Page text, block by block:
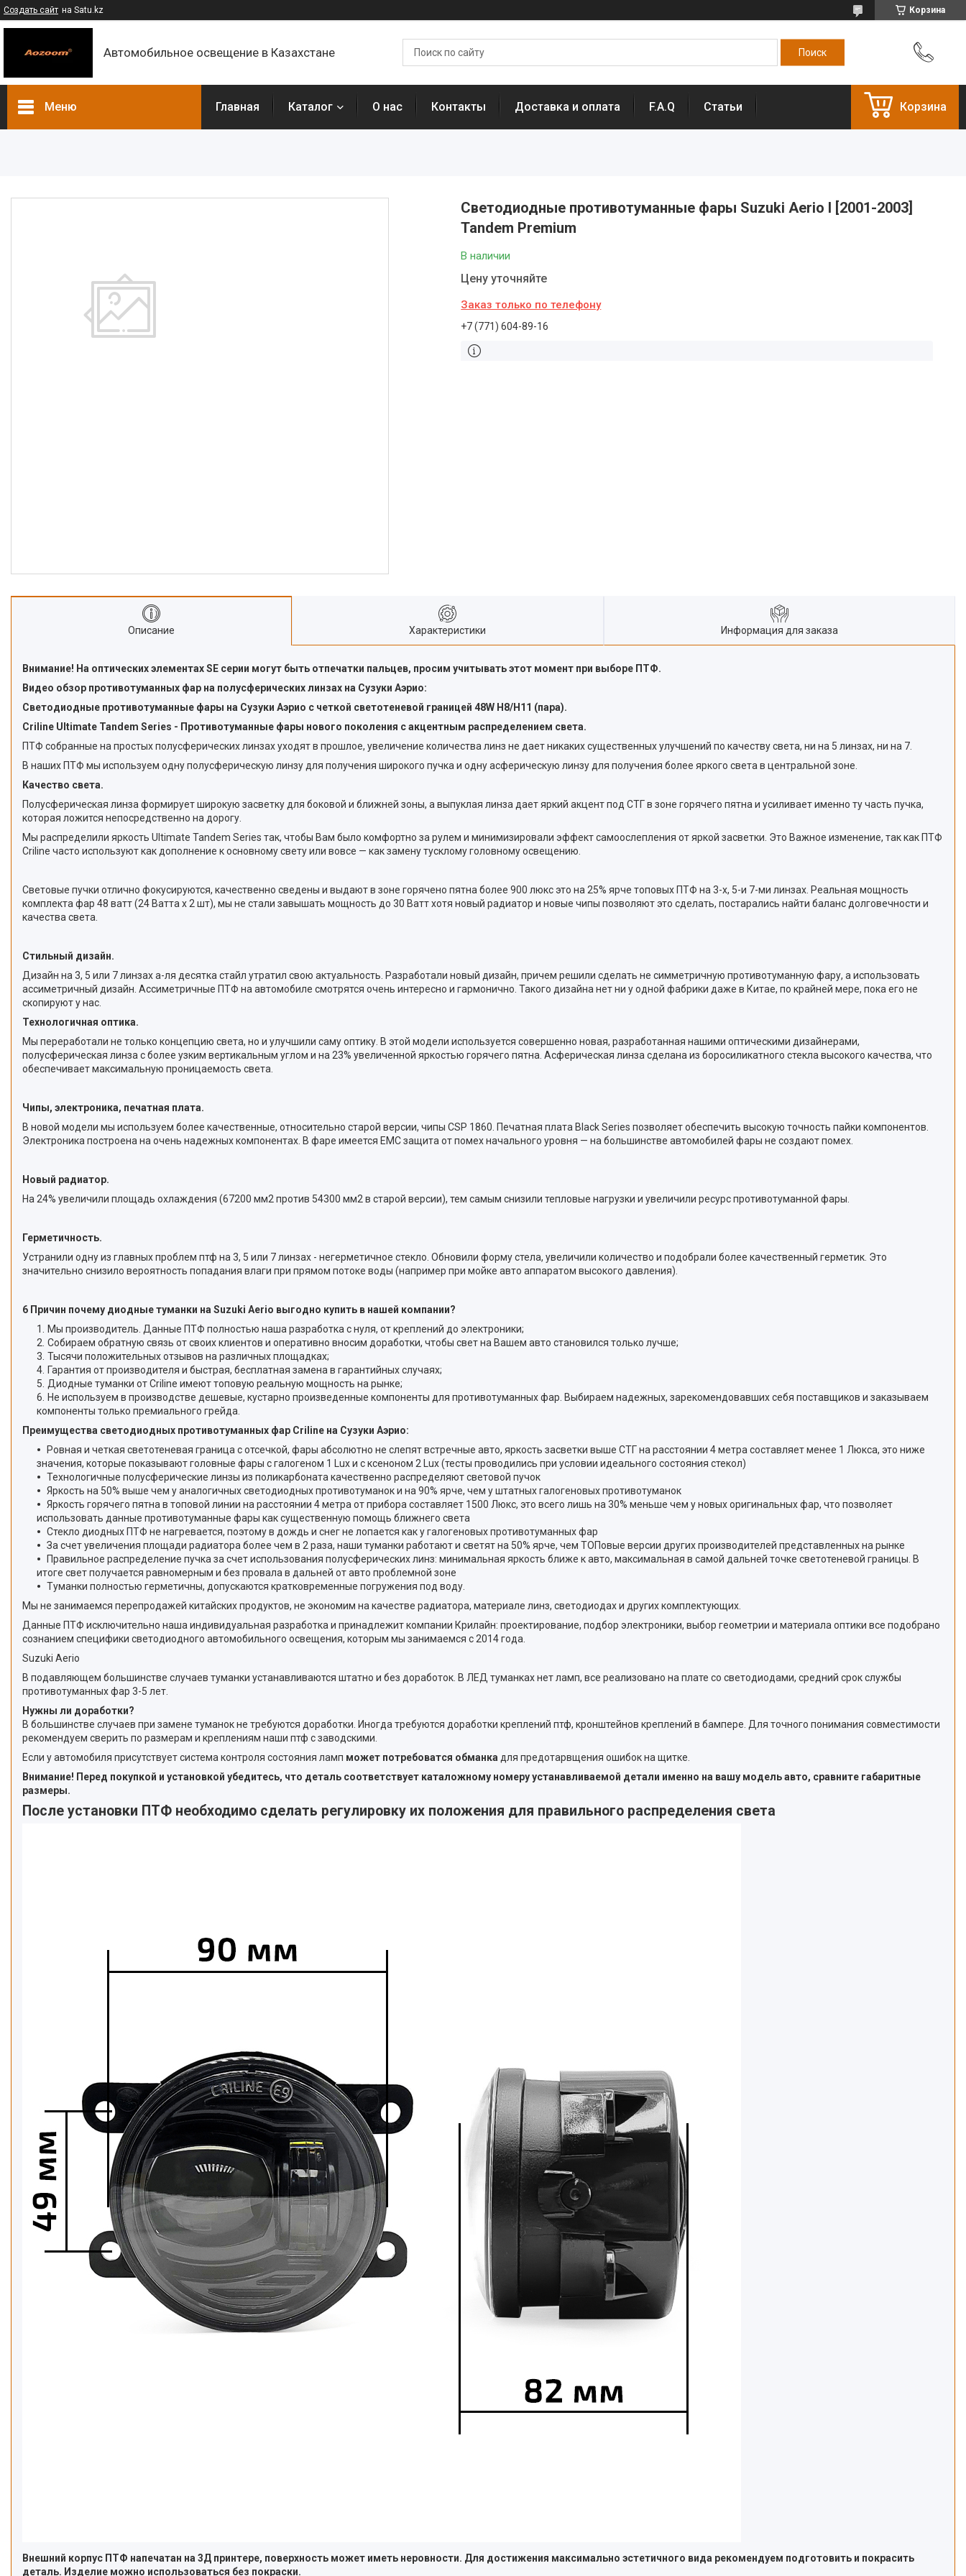
Создать сайт на Satu.kz Корзина
Автомобильное освещение в Казахстане
Меню Главная Каталог О нас Контакты Доставка и оплата F.A.Q Статьи Корзина
Светодиодные противотуманные фары Suzuki Aerio I [2001-2003]
Tandem Premium
В наличии
Цену уточняйте
Заказ только по телефону
+7 (771) 604-89-16
Описание Характеристики Информация для заказа
Внимание! На оптических элементах SE серии могут быть отпечатки пальцев, просим учитывать этот момент при выборе ПТФ.
Видео обзор противотуманных фар на полусферических линзах на Сузуки Аэрио:
Светодиодные противотуманные фары на Сузуки Аэрио с четкой светотеневой границей 48W H8/H11 (пара).
Criline Ultimate Tandem Series - Противотуманные фары нового поколения c акцентным распределением света.
ПТФ собранные на простых полусферических линзах уходят в прошлое, увеличение количества линз не дает никаких существенных улучшений по качеству света, ни на 5 линзах, ни на 7.
В наших ПТФ мы используем одну полусферическую линзу для получения широкого пучка и одну асферическую линзу для получения более яркого света в центральной зоне.
Качество света.
Полусферическая линза формирует широкую засветку для боковой и ближней зоны, а выпуклая линза дает яркий акцент под СТГ в зоне горячего пятна и усиливает именно ту часть пучка,
которая ложится непосредственно на дорогу.
Мы распределили яркость Ultimate Tandem Series так, чтобы Вам было комфортно за рулем и минимизировали эффект самоослепления от яркой засветки. Это Важное изменение, так как ПТФ
Criline часто используют как дополнение к основному свету или вовсе — как замену тусклому головному освещению.
Световые пучки отлично фокусируются, качественно сведены и выдают в зоне горячено пятна более 900 люкс это на 25% ярче топовых ПТФ на 3-х, 5-и 7-ми линзах. Реальная мощность
комплекта фар 48 ватт (24 Ватта x 2 шт), мы не стали завышать мощность до 30 Ватт хотя новый радиатор и новые чипы позволяют это сделать, постарались найти баланс долговечности и
качества света.
Стильный дизайн.
Дизайн на 3, 5 или 7 линзах а-ля десятка стайл утратил свою актуальность. Разработали новый дизайн, причем решили сделать не симметричную противотуманную фару, а использовать
ассиметричный дизайн. Ассиметричные ПТФ на автомобиле смотрятся очень интересно и гармонично. Такого дизайна нет ни у одной фабрики даже в Китае, по крайней мере, пока его не
скопируют у нас.
Технологичная оптика.
Мы переработали не только концепцию света, но и улучшили саму оптику. В этой модели используется совершенно новая, разработанная нашими оптическими дизайнерами,
полусферическая линза с более узким вертикальным углом и на 23% увеличенной яркостью горячего пятна. Асферическая линза сделана из боросиликатного стекла высокого качества, что
обеспечивает максимальную проницаемость света.
Чипы, электроника, печатная плата.
В новой модели мы используем более качественные, относительно старой версии, чипы CSP 1860. Печатная плата Black Series позволяет обеспечить высокую точность пайки компонентов.
Электроника построена на очень надежных компонентах. В фаре имеется EMC защита от помех начального уровня — на большинстве автомобилей фары не создают помех.
Новый радиатор.
На 24% увеличили площадь охлаждения (67200 мм2 против 54300 мм2 в старой версии), тем самым снизили тепловые нагрузки и увеличили ресурс противотуманной фары.
Герметичность.
Устранили одну из главных проблем птф на 3, 5 или 7 линзах - негерметичное стекло. Обновили форму стела, увеличили количество и подобрали более качественный герметик. Это
значительно снизило вероятность попадания влаги при прямом потоке воды (например при мойке авто аппаратом высокого давления).
6 Причин почему диодные туманки на Suzuki Aerio выгодно купить в нашей компании?
Мы производитель. Данные ПТФ полностью наша разработка с нуля, от креплений до электроники;
Собираем обратную связь от своих клиентов и оперативно вносим доработки, чтобы свет на Вашем авто становился только лучше;
Тысячи положительных отзывов на различных площадках;
Гарантия от производителя и быстрая, бесплатная замена в гарантийных случаях;
Диодные туманки от Criline имеют топовую реальную мощность на рынке;
Не используем в производстве дешевые, кустарно произведенные компоненты для противотуманных фар. Выбираем надежных, зарекомендовавших себя поставщиков и заказываем
компоненты только премиального грейда.
Преимущества светодиодных противотуманных фар Criline на Сузуки Аэрио:
Ровная и четкая светотеневая граница с отсечкой, фары абсолютно не слепят встречные авто, яркость засветки выше СТГ на расстоянии 4 метра составляет менее 1 Люкса, это ниже
значения, которые показывают головные фары с галогеном 1 Lux и с ксеноном 2 Lux (тесты проводились при условии идеального состояния стекол)
Технологичные полусферические линзы из поликарбоната качественно распределяют световой пучок
Яркость на 50% выше чем у аналогичных светодиодных противотуманок и на 90% ярче, чем у штатных галогеновых противотуманок
Яркость горячего пятна в топовой линии на расстоянии 4 метра от прибора составляет 1500 Люкс, это всего лишь на 30% меньше чем у новых оригинальных фар, что позволяет
использовать данные противотуманные фары как существенную помощь ближнего света
Стекло диодных ПТФ не нагревается, поэтому в дождь и снег не лопается как у галогеновых противотуманных фар
За счет увеличения площади радиатора более чем в 2 раза, наши туманки работают и светят на 50% ярче, чем ТОПовые версии других производителей представленных на рынке
Правильное распределение пучка за счет использования полусферических линз: минимальная яркость ближе к авто, максимальная в самой дальней точке светотеневой границы. В
итоге свет получается равномерным и без провала в дальней от авто проблемной зоне
Туманки полностью герметичны, допускаются кратковременные погружения под воду.
Мы не занимаемся перепродажей китайских продуктов, не экономим на качестве радиатора, материале линз, светодиодах и других комплектующих.
Данные ПТФ исключительно наша индивидуальная разработка и принадлежит компании Крилайн: проектирование, подбор электроники, выбор геометрии и материала оптики все подобрано
сознанием специфики светодиодного автомобильного освещения, которым мы занимаемся с 2014 года.
Suzuki Aerio
В подавляющем большинстве случаев туманки устанавливаются штатно и без доработок. В ЛЕД туманках нет ламп, все реализовано на плате со светодиодами, средний срок службы
противотуманных фар 3-5 лет.
Нужны ли доработки?
В большинстве случаев при замене туманок не требуются доработки. Иногда требуются доработки креплений птф, кронштейнов креплений в бампере. Для точного понимания совместимости
рекомендуем сверить по размерам и креплениям наши птф с заводскими.
Если у автомобиля присутствует система контроля состояния ламп может потребоватся обманка для предотарвщения ошибок на щитке.
Внимание! Перед покупкой и установкой убедитесь, что деталь соответствует каталожному номеру устанавливаемой детали именно на вашу модель авто, сравните габаритные
размеры.
После установки ПТФ необходимо сделать регулировку их положения для правильного распределения света
Внешний корпус ПТФ напечатан на 3Д принтере, поверхность может иметь неровности. Для достижения максимально эстетичного вида рекомендуем подготовить и покрасить
деталь. Изделие можно использоваться без покраски.